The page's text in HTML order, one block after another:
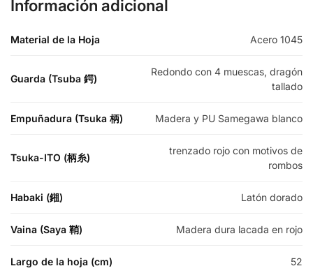
Información adicional
Material de la Hoja Acero 1045
Guarda (Tsuba 鍔)
Redondo con 4 muescas, dragón
tallado
Empuñadura (Tsuka 柄) Madera y PU Samegawa blanco
Tsuka-ITO (柄糸)
trenzado rojo con motivos de
rombos
Habaki (鎺) Latón dorado
Vaina (Saya 鞘) Madera dura lacada en rojo
Largo de la hoja (cm) 52